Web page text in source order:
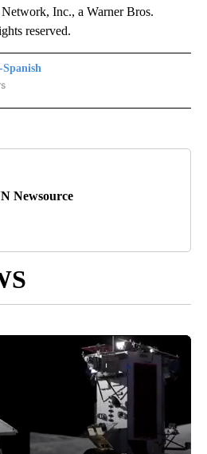
Inc., a Warner Bros.
reserved.
TO RECEIVE NOTIFICATIONS ABOUT
Newsource